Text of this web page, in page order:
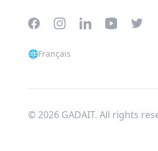
FacebookInstagramLinkedInYouTubeTwitter
🌐Français
© 2026 GADAIT. All rights